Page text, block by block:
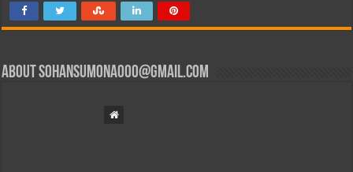
Aboutsohansumona000@gmail.com